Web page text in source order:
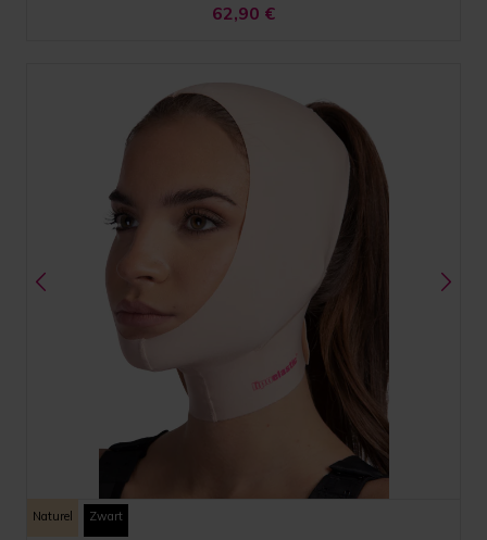
62,90 €
Naturel Zwart